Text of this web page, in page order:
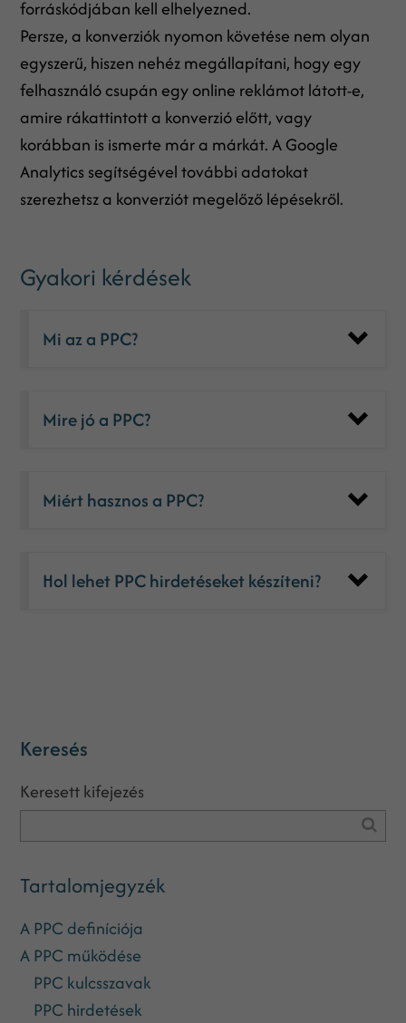
forráskódjában kell elhelyezned.
Persze, a konverziók nyomon követése nem olyan
egyszerű, hiszen nehéz megállapítani, hogy egy
felhasználó csupán egy online reklámot látott-e,
amire rákattintott a konverzió előtt, vagy
korábban is ismerte már a márkát. A Google
Analytics segítségével további adatokat
szerezhetsz a konverziót megelőző lépésekről.
Gyakori kérdések
Mi az a PPC?
Mire jó a PPC?
Miért hasznos a PPC?
Hol lehet PPC hirdetéseket készíteni?
Keresés
Keresett kifejezés
Tartalomjegyzék
A PPC definíciója
A PPC működése
PPC kulcsszavak
PPC hirdetések